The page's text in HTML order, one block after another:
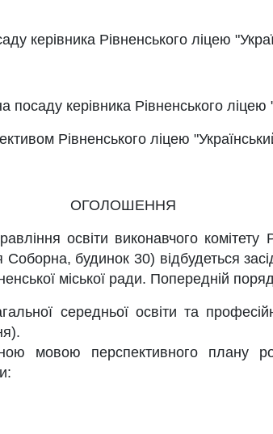
керівника Рівненського ліцею
посаду керівника Рівненського ліцею
Рівненського ліцею
ОГОЛОШЕННЯ
освіти виконавчого комітету
будинок 30) відбудеться
міської ради. Попередній
середньої освіти та
мовою перспективного плану